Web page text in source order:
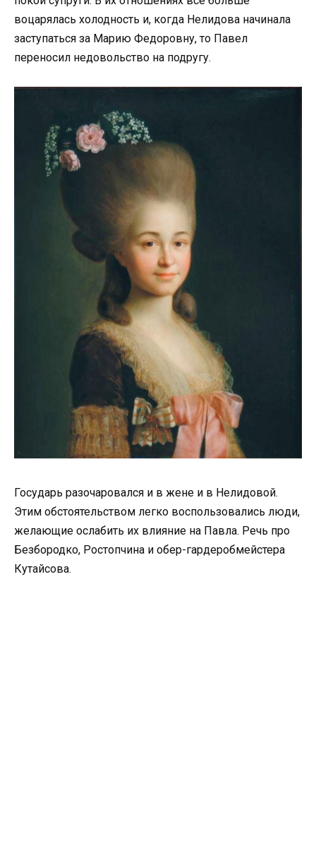
воцарялась холодность и, когда Нелидова начинала
заступаться за Марию Федоровну, то Павел
переносил недовольство на подругу.
Государь разочаровался и в жене и в Нелидовой.
Этим обстоятельством легко воспользовались люди,
желающие ослабить их влияние на Павла. Речь про
Безбородко, Ростопчина и обер-гардеробмейстера
Кутайсова.